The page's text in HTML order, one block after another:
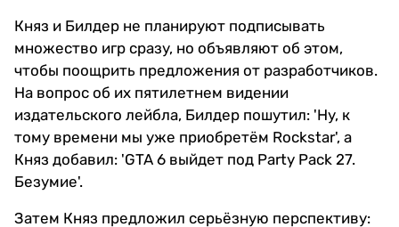
Княз и Билдер не планируют подписывать
множество игр сразу, но объявляют об этом,
чтобы поощрить предложения от разработчиков.
На вопрос об их пятилетнем видении
издательского лейбла, Билдер пошутил: 'Ну, к
тому времени мы уже приобретём Rockstar', а
Княз добавил: 'GTA 6 выйдет под Party Pack 27.
Безумие'.
Затем Княз предложил серьёзную перспективу: